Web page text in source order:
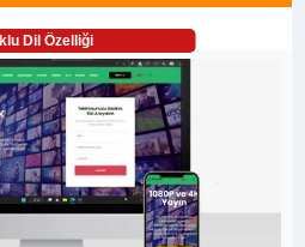
Dil Özelliği